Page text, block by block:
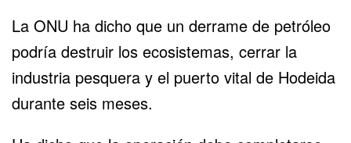
La ONU ha dicho que un derrame de petróleo
podría destruir los ecosistemas, cerrar la
industria pesquera y el puerto vital de Hodeida
durante seis meses.